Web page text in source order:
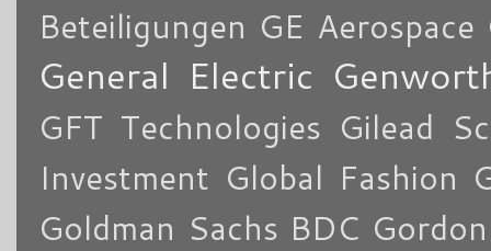
Beteiligungen GE Aerospace
General Electric
GFT Technologies Gilead
Investment Global Fashion
Goldman Sachs BDC